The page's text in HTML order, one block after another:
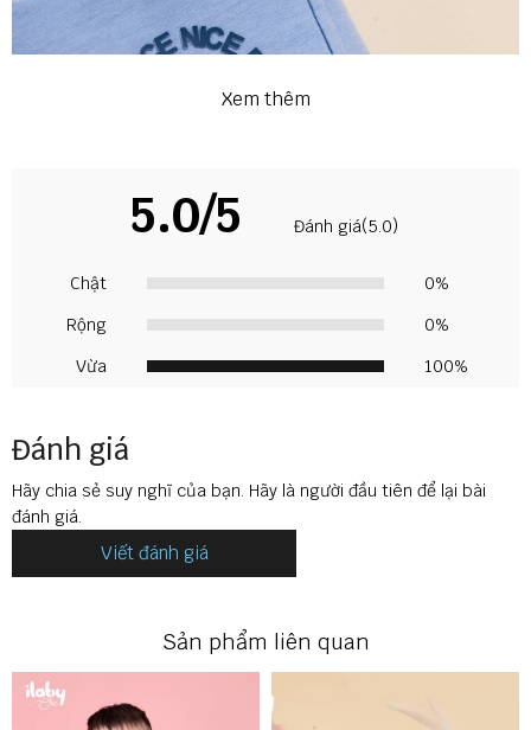
🔶 THÔNG TIN SẢN PHẨM
Mã sản phẩm: SS10D4DB34IB2458
Chất liệu sử dụng: nỉ
Xem thêm
5.0/5 Đánh giá(5.0)
Chật
0%
Rộng
0%
Vừa
100%
Đánh giá
Hãy chia sẻ suy nghĩ của bạn. Hãy là người đầu tiên để lại bài
đánh giá.
Viết đánh giá
Sản phẩm liên quan